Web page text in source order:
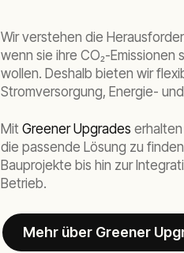
Wir verstehen die
wenn sie ihre CO₂-
wollen. Deshalb bieten wir
Stromversorgung, Energie-
Mit Greener Upgrades
die passende Lösung zu
Bauprojekte bis hin zur
Betrieb.
Mehr über Greener